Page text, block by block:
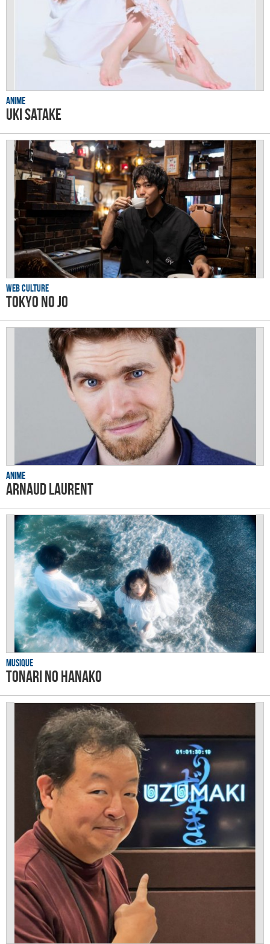
Anime
Uki Satake
Web culture
Tokyo no Jo
Anime
Arnaud Laurent
Musique
tonari no Hanako